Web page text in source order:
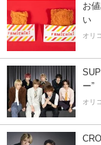
お
い
オリ
ー”
オリ